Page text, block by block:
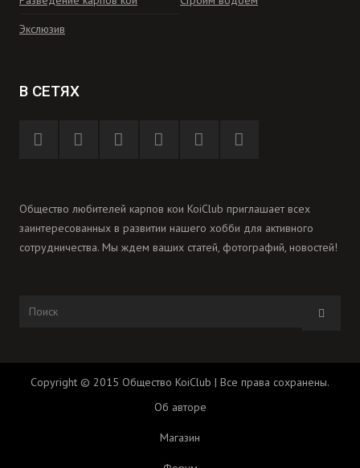
Экслюзив
В СЕТЯХ
Общество любителей карпов кои KoiClub приглашает всех
заинтересованных в развитии нашего хобби для активного
сотрудничества. Мы ждем ваших статей, фотографий, новостей!
Copyright © 2015 Общество KoiClub | Все права сохранены.
Об авторе
Магазин